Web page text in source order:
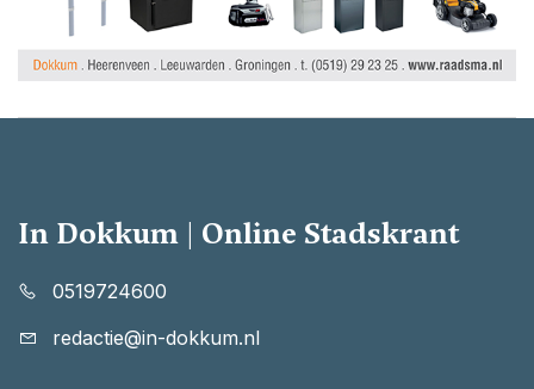
In Dokkum | Online Stadskrant
0519724600
redactie@in-dokkum.nl